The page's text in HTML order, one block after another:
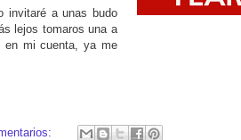
invitaré a unas budo
lejos tomaros una a
en mi cuenta, ya me